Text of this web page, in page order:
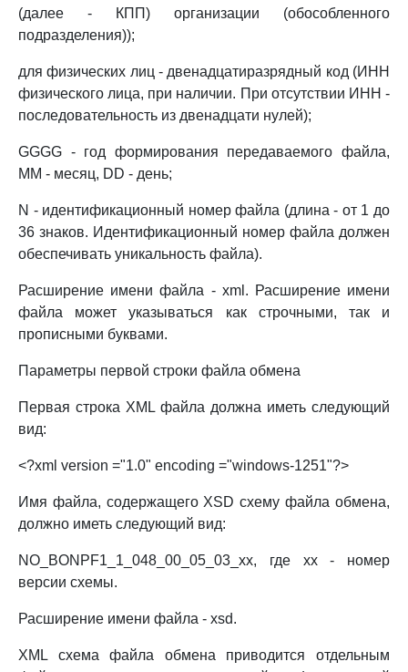
(далее - КПП) организации (обособленного
подразделения));
для физических лиц - двенадцатиразрядный код (ИНН
физического лица, при наличии. При отсутствии ИНН -
последовательность из двенадцати нулей);
GGGG - год формирования передаваемого файла,
MM - месяц, DD - день;
N - идентификационный номер файла (длина - от 1 до
36 знаков. Идентификационный номер файла должен
обеспечивать уникальность файла).
Расширение имени файла - xml. Расширение имени
файла может указываться как строчными, так и
прописными буквами.
Параметры первой строки файла обмена
Первая строка XML файла должна иметь следующий
вид:
<?xml version ="1.0" encoding ="windows-1251"?>
Имя файла, содержащего XSD схему файла обмена,
должно иметь следующий вид:
NO_BONPF1_1_048_00_05_03_xx, где xx - номер
версии схемы.
Расширение имени файла - xsd.
XML схема файла обмена приводится отдельным